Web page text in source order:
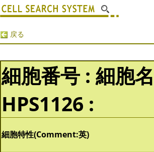
戻る
細胞番号 : 細胞名
HPS1126 :
細胞特性(Comment:英)